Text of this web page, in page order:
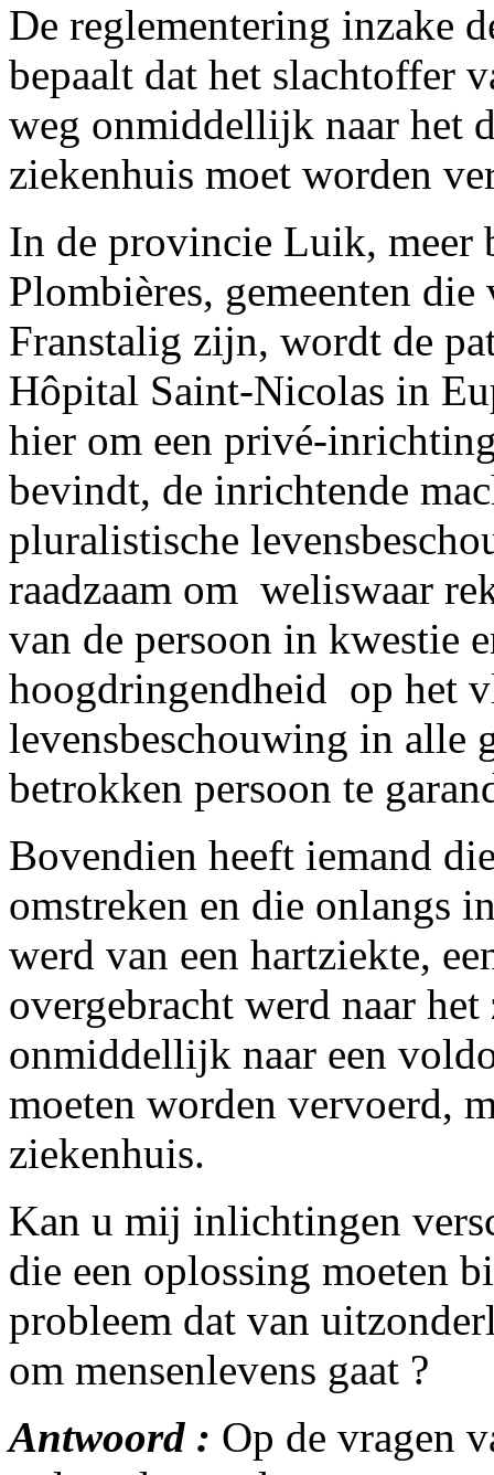
De reglementering inzake
bepaalt dat het slachtoffer
weg onmiddellijk naar het
ziekenhuis moet worden
In de provincie Luik, meer
Plombières, gemeenten
Franstalig zijn, wordt de
Hôpital Saint-Nicolas in
hier om een privé-
bevindt, de inrichtende
pluralistische
raadzaam om ­ weliswaar
van de persoon in kwestie
hoogdringendheid ­ op het
levensbeschouwing in alle
betrokken persoon te
Bovendien heeft iemand
omstreken en die onlangs
werd van een hartziekte,
overgebracht werd naar
onmiddellijk naar een
moeten worden vervoerd,
ziekenhuis.
Kan u mij inlichtingen
die een oplossing moeten
probleem dat van
om mensenlevens gaat ?
Antwoord : Op de vragen